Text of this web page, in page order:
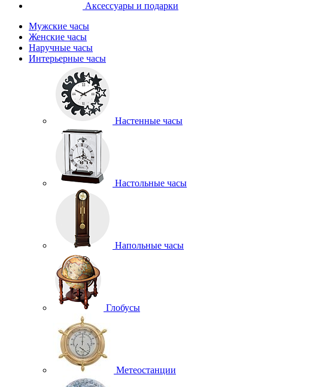
Аксессуары и подарки
Мужские часы
Женские часы
Наручные часы
Интерьерные часы
Настенные часы
Настольные часы
Напольные часы
Глобусы
Метеостанции